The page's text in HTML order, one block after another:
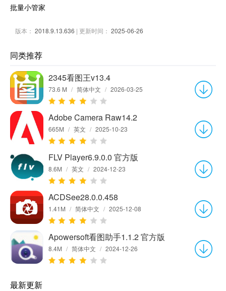
批量小管家
版本： 2018.9.13.636 | 更新时间： 2025-06-26
同类推荐
2345看图王v13.4
73.6 M / 简体中文 / 2026-03-25
Adobe Camera Raw14.2
665M / 英文 / 2025-10-23
FLV Player6.9.0.0 官方版
8.6M / 英文 / 2024-12-23
ACDSee28.0.0.458
1.41M / 简体中文 / 2025-12-08
Apowersoft看图助手1.1.2 官方版
8.4M / 简体中文 / 2024-12-26
最新更新